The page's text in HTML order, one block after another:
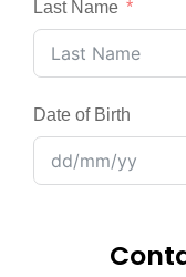
Last Name
Date of Birth